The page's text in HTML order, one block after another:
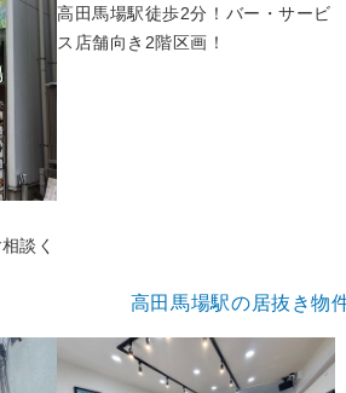
談く
高田馬場駅徒歩2分！バー・サービ
ス店舗向き2階区画！
高田馬場駅の居抜き物